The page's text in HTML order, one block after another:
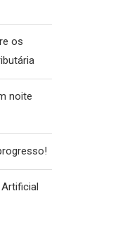
os
noite
Artificial